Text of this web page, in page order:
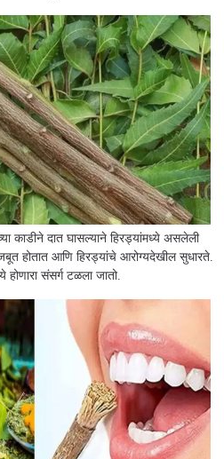
काडीने दात घासल्याने हिरड्यांमध्ये असलेली
होतात आणि हिरड्यांचे आरोग्यदेखील सुधारते.
होणारा संसर्ग टळला जातो.